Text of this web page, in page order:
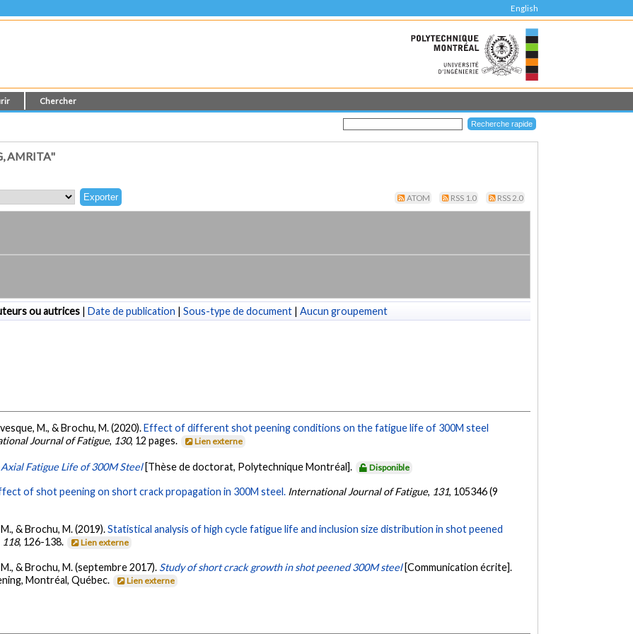
English
Chercher
AMRITA"
ATOM RSS 1.0 RSS 2.0
ou autrices | Date de publication | Sous-type de document | Aucun groupement
M., & Brochu, M. (2020).Effect of different shot peening conditions on the fatigue life of 300M steel
Journal of Fatigue, 130, 12 pages. Lien externe
Fatigue Life of 300M Steel [Thèse de doctorat, Polytechnique Montréal]. Disponible
of shot peening on short crack propagation in 300M steel. International Journal of Fatigue, 131, 105346 (9
& Brochu, M. (2019).Statistical analysis of high cycle fatigue life and inclusion size distribution in shot peened
118, 126-138. Lien externe
& Brochu, M. (septembre 2017). Study of short crack growth in shot peened 300M steel [Communication écrite].
Montréal, Québec.
Lien externe